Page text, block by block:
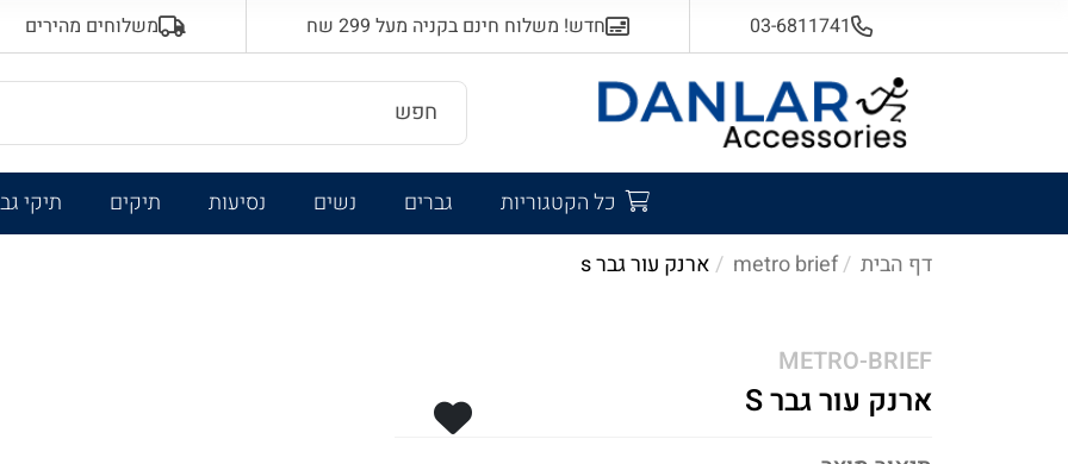
03-6811741 חדש! משלוח חינם בקניה מעל 299 שח משלוחים מהירים
כל הקטגוריות גברים נשים נסיעות תיקים
תיקי גב
דף הבית
metro brief ארנק עור גבר s
METRO-BRIEF
ארנק עור גבר S